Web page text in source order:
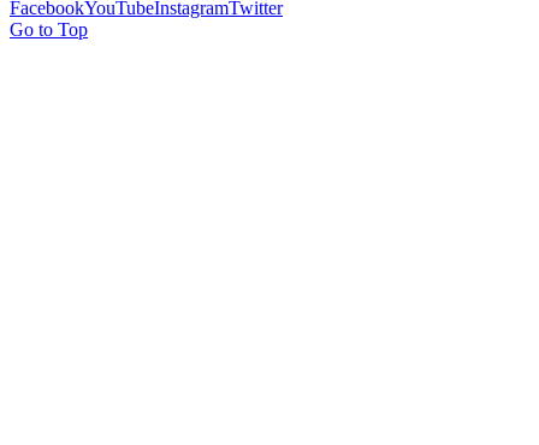
FacebookYouTubeInstagramTwitter
Go to Top